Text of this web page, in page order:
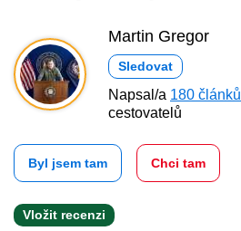
Martin Gregor
Sledovat
Napsal/a 180 článků
cestovatelů
Byl jsem tam Chci tam
Vložit recenzi